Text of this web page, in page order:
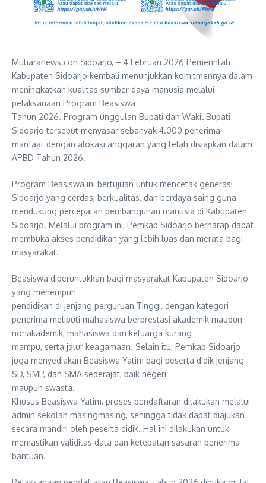
Mutiaranews.con Sidoarjo, – 4 Februari 2026 Pemerintah
Kabupaten Sidoarjo kembali menunjukkan komitmennya dalam
meningkatkan kualitas sumber daya manusia melalui
pelaksanaan Program Beasiswa
Tahun 2026. Program unggulan Bupati dan Wakil Bupati
Sidoarjo tersebut menyasar sebanyak 4.000 penerima
manfaat dengan alokasi anggaran yang telah disiapkan dalam
APBD Tahun 2026.
Program Beasiswa ini bertujuan untuk mencetak generasi
Sidoarjo yang cerdas, berkualitas, dan berdaya saing guna
mendukung percepatan pembangunan manusia di Kabupaten
Sidoarjo. Melalui program ini, Pemkab Sidoarjo berharap dapat
membuka akses pendidikan yang lebih luas dan merata bagi
masyarakat.
Beasiswa diperuntukkan bagi masyarakat Kabupaten Sidoarjo
yang menempuh
pendidikan di jenjang perguruan Tinggi, dengan kategori
penerima meliputi mahasiswa berprestasi akademik maupun
nonakademik, mahasiswa dari keluarga kurang
mampu, serta jalur keagamaan. Selain itu, Pemkab Sidoarjo
juga menyediakan Beasiswa Yatim bagi peserta didik jenjang
SD, SMP, dan SMA sederajat, baik negeri
maupun swasta.
Khusus Beasiswa Yatim, proses pendaftaran dilakukan melalui
admin sekolah masingmasing, sehingga tidak dapat diajukan
secara mandiri oleh peserta didik. Hal ini dilakukan untuk
memastikan validitas data dan ketepatan sasaran penerima
bantuan.